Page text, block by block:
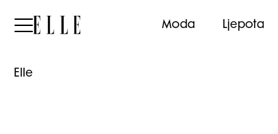
Elle Moda Ljepota
Elle